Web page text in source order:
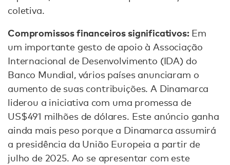
coletiva.
Compromissos financeiros significativos:Em
um importante gesto de apoio à Associação
Internacional de Desenvolvimento (IDA) do
Banco Mundial, vários países anunciaram o
aumento de suas contribuições. A Dinamarca
liderou a iniciativa com uma promessa de
US$491 milhões de dólares. Este anúncio ganha
ainda mais peso porque a Dinamarca assumirá
a presidência da União Europeia a partir de
julho de 2025. Ao se apresentar com este